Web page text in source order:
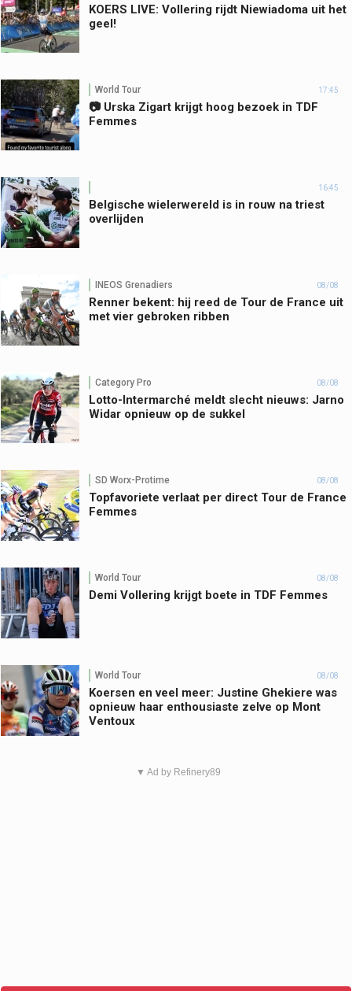
KOERS LIVE: Vollering rijdt Niewiadoma uit het
geel!
World Tour 17:45
📷 Urska Zigart krijgt hoog bezoek in TDF
Femmes
16:45
Belgische wielerwereld is in rouw na triest
overlijden
INEOS Grenadiers 08/08
Renner bekent: hij reed de Tour de France uit
met vier gebroken ribben
Category Pro 08/08
Lotto-Intermarché meldt slecht nieuws: Jarno
Widar opnieuw op de sukkel
SD Worx-Protime 08/08
Topfavoriete verlaat per direct Tour de France
Femmes
World Tour 08/08
Demi Vollering krijgt boete in TDF Femmes
World Tour 08/08
Koersen en veel meer: Justine Ghekiere was
opnieuw haar enthousiaste zelve op Mont
Ventoux
▼ Ad by Refinery89